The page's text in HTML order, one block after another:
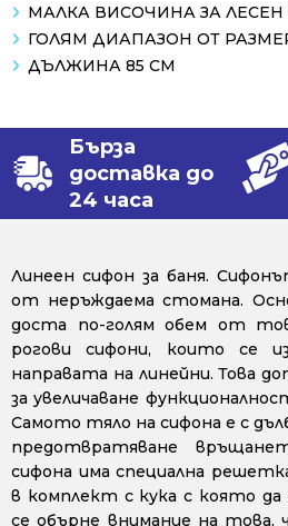
МАЛКА ВИСОЧИНА ЗА
ГОЛЯМ ДИАПАЗОН ОТ
ДЪЛЖИНА 85 СМ
Бърза
доставка до
24 часа
Линеен сифон за баня.
от неръждаема стомана.
доста по-голям обем от
рогови сифони, които се
направата на линейни. Това
за увеличаване
Самото тяло на сифона е с
предотвратяване
сифона има специална
в комплект с кука с която да
се обърне внимание на това,